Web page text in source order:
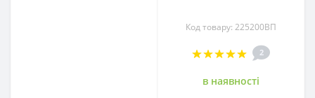
Код товару: 225200ВП
2
в наявностi